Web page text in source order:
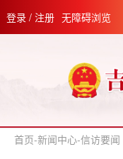
登录 / 注册 无障碍浏览
首页-新闻中心-信访要闻